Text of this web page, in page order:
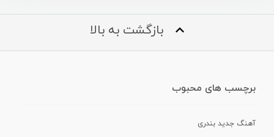
بازگشت به بالا
برچسب های محبوب
آهنگ جدید بندری